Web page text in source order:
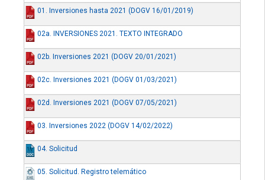
01. Inversiones hasta 2021 (DOGV 16/01/2019)
02a. INVERSIONES 2021. TEXTO INTEGRADO
02b. Inversiones 2021 (DOGV 20/01/2021)
02c. Inversiones 2021 (DOGV 01/03/2021)
02d. Inversiones 2021 (DOGV 07/05/2021)
03. Inversiones 2022 (DOGV 14/02/2022)
04. Solicitud
05. Solicitud. Registro telemático